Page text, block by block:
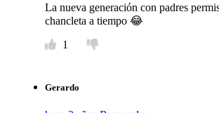
La nueva generación con padres
chancleta a tiempo 😂
1
Gerardo